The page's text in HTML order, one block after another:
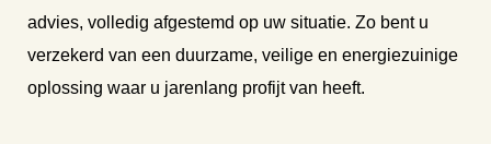
advies, volledig afgestemd op uw situatie. Zo bent u
verzekerd van een duurzame, veilige en energiezuinige
oplossing waar u jarenlang profijt van heeft.